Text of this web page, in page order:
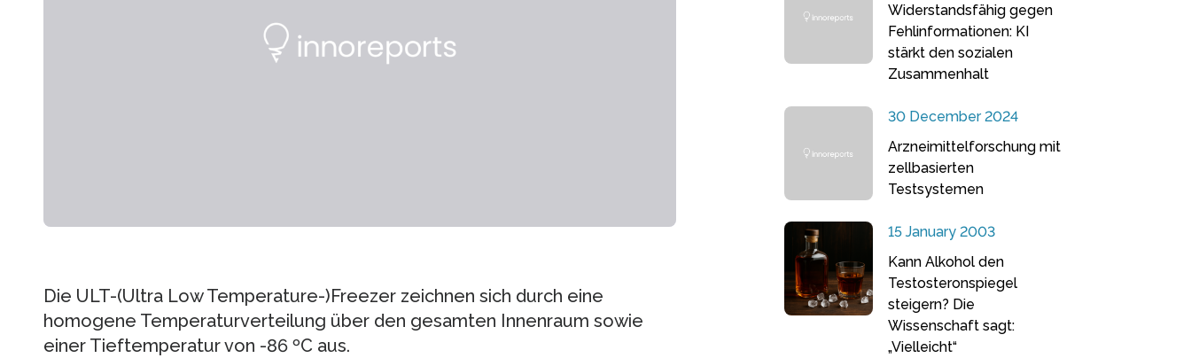
Die ULT-(Ultra Low Temperature-)Freezer zeichnen sich durch eine
homogene Temperaturverteilung über den gesamten Innenraum sowie
einer Tieftemperatur von -86 ºC aus.
Widerstandsfähig gegen
Fehlinformationen: KI
stärkt den sozialen
Zusammenhalt
30 December 2024
Arzneimittelforschung mit
zellbasierten
Testsystemen
15 January 2003
Kann Alkohol den
Testosteronspiegel
steigern? Die
Wissenschaft sagt:
„Vielleicht“